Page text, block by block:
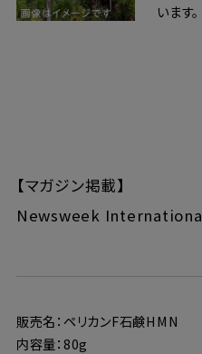
います。
【マガジン掲載】
Newsweek
販売名：ペリカンF石鹸HMN
内容量：80g